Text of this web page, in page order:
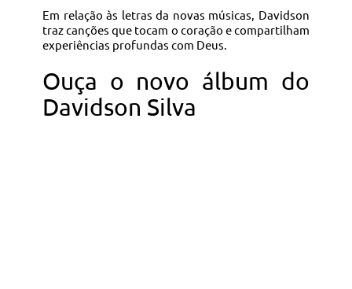
Em relação às letras da novas músicas, Davidson
traz canções que tocam o coração e compartilham
experiências profundas com Deus.
Ouça o novo álbum do
Davidson Silva